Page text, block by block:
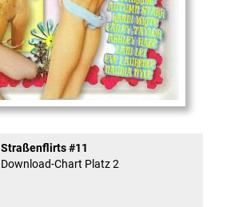
Straßenflirts #11
Download-Chart Platz 2